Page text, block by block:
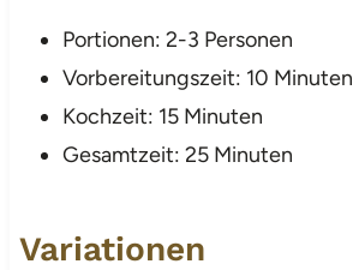
Portionen: 2-3 Personen
Vorbereitungszeit: 10 Minuten
Kochzeit: 15 Minuten
Gesamtzeit: 25 Minuten
Variationen